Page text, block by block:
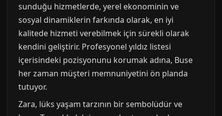
sunduğu hizmetlerde, yerel ekonominin ve
sosyal dinamiklerin farkında olarak, en iyi
kalitede hizmeti verebilmek için sürekli olarak
kendini geliştirir. Profesyonel yıldız listesi
içerisindeki pozisyonunu korumak adına, Buse
her zaman müşteri memnuniyetini ön planda
tutuyor.
Zara, lüks yaşam tarzının bir sembolüdür ve